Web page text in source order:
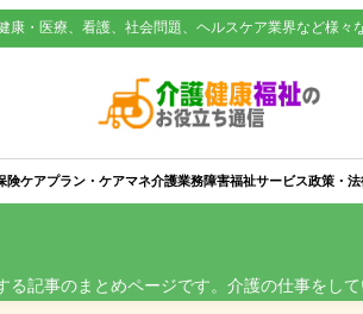
る記事のまとめページです。介護の仕事をし
・医療、看護、社会問題、ヘルスケア業界など様々
険ケアプラン・ケアマネ介護業務障害福祉サービス政策・法